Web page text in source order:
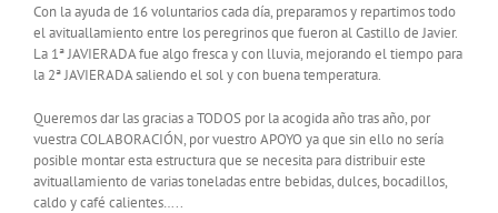
Con la ayuda de 16 voluntarios cada día, preparamos y repartimos todo
el avituallamiento entre los peregrinos que fueron al Castillo de Javier.
La 1ª JAVIERADA fue algo fresca y con lluvia, mejorando el tiempo para
la 2ª JAVIERADA saliendo el sol y con buena temperatura.
Queremos dar las gracias a TODOS por la acogida año tras año, por
vuestra COLABORACIÓN, por vuestro APOYO ya que sin ello no sería
posible montar esta estructura que se necesita para distribuir este
avituallamiento de varias toneladas entre bebidas, dulces, bocadillos,
caldo y café calientes…..